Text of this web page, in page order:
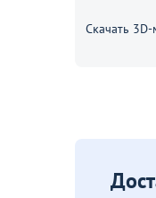
Скачать